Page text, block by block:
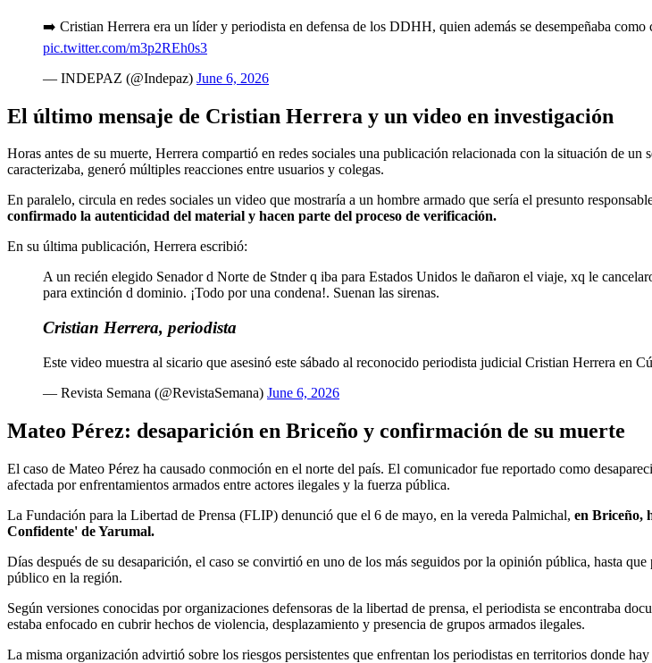
➡️ Cristian Herrera era un líder y periodista en defensa de los DDHH, quien además se desempeñaba
pic.twitter.com/m3p2REh0s3
— INDEPAZ (@Indepaz) June 6, 2026
El último mensaje de Cristian Herrera y un video en investigación
Horas antes de su muerte, Herrera compartió en redes sociales una publicación relacionada con la situación de
caracterizaba, generó múltiples reacciones entre usuarios y colegas.
En paralelo, circula en redes sociales un video que mostraría a un hombre armado que sería el presunto
confirmado la autenticidad del material y hacen parte del proceso de verificación.
En su última publicación, Herrera escribió:
A un recién elegido Senador d Norte de Stnder q iba para Estados Unidos le dañaron el viaje, xq le
para extinción d dominio. ¡Todo por una condena!. Suenan las sirenas.
Cristian Herrera, periodista
Este video muestra al sicario que asesinó este sábado al reconocido periodista judicial Cristian Herrera en
— Revista Semana (@RevistaSemana) June 6, 2026
Mateo Pérez: desaparición en Briceño y confirmación de su muerte
El caso de Mateo Pérez ha causado conmoción en el norte del país. El comunicador fue reportado como
afectada por enfrentamientos armados entre actores ilegales y la fuerza pública.
La Fundación para la Libertad de Prensa (FLIP) denunció que el 6 de mayo, en la vereda Palmichal, en Briceño,
Confidente' de Yarumal.
Días después de su desaparición, el caso se convirtió en uno de los más seguidos por la opinión pública, hasta
público en la región.
Según versiones conocidas por organizaciones defensoras de la libertad de prensa, el periodista se encontraba
estaba enfocado en cubrir hechos de violencia, desplazamiento y presencia de grupos armados ilegales.
La misma organización advirtió sobre los riesgos persistentes que enfrentan los periodistas en territorios donde